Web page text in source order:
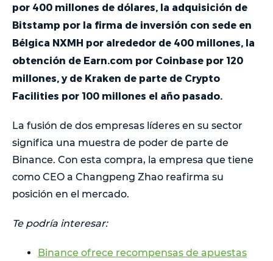
por 400 millones de dólares, la adquisición de
Bitstamp por la firma de inversión con sede en
Bélgica NXMH por alrededor de 400 millones, la
obtención de Earn.com por Coinbase por 120
millones, y de Kraken de parte de Crypto
Facilities por 100 millones el año pasado.
La fusión de dos empresas líderes en su sector
significa una muestra de poder de parte de
Binance. Con esta compra, la empresa que tiene
como CEO a Changpeng Zhao reafirma su
posición en el mercado.
Te podría interesar:
Binance ofrece recompensas de apuestas